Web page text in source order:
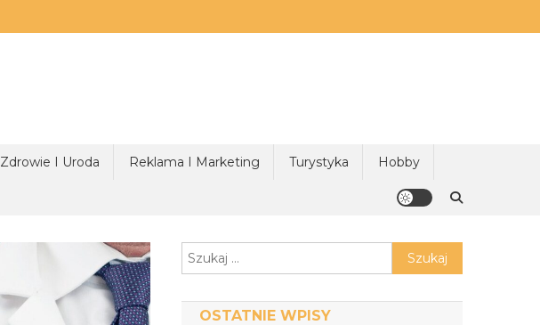
Zdrowie I Uroda Reklama I Marketing Turystyka Hobby
Szukaj:
OSTATNIE WPISY